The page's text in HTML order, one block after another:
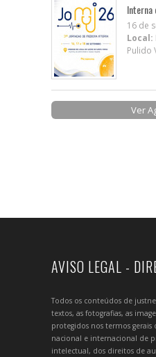
Interna
16 de
Local:
Pulido
Ver
AVISO LEGAL -
Todos os conteúdos de
textos, as fotografias, as
protegidos nos termos
nacional e internacional de
intelectual, dos direitos de